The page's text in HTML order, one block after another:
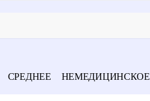
СРЕДНЕЕ НЕМЕДИЦИНСКОЕ